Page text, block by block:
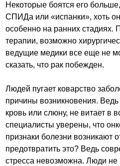
Некоторые боятся его
СПИДа или «испанки», хоть
особенно на ранних стадиях.
терапии, возможно
ведущие медики все еще не
сказать, что рак побежден.
Людей пугает коварство
причины возникновения. Ведь
кровь или слюну, не витает в
специалисты уверены, что
признаки болезни возникают
предотвратить это? Ведь
стресса невозможна. Люди не